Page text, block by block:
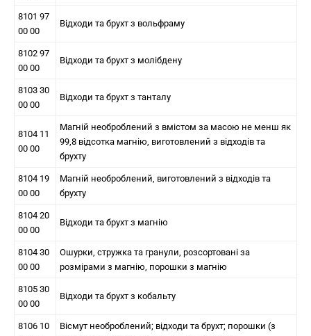
8101 97
00 00
Відходи та брухт з вольфраму
8102 97
00 00
Відходи та брухт з молібдену
8103 30
00 00
Відходи та брухт з танталу
8104 11
00 00
Магній необроблений з вмістом за масою не менш як
99,8 відсотка магнію, виготовлений з відходів та
брухту
8104 19
00 00
Магній необроблений, виготовлений з відходів та
брухту
8104 20
00 00
Відходи та брухт з магнію
8104 30
00 00
Ошурки, стружка та гранули, розсортовані за
розмірами з магнію, порошки з магнію
8105 30
00 00
Відходи та брухт з кобальту
8106 10
Вісмут необроблений; відходи та брухт; порошки (з